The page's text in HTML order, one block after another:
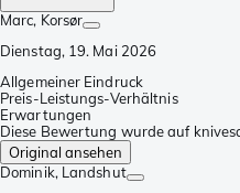
Marc, Korsør
Dienstag, 19. Mai 2026
Allgemeiner Eindruck
Preis-Leistungs-Verhältnis
Erwartungen
Diese Bewertung wurde auf
Original ansehen
Dominik, Landshut